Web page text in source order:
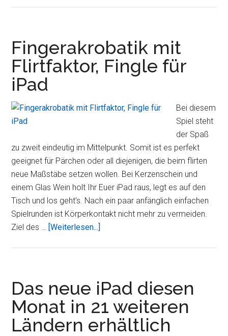
Gameloft
´s
Fingerakrobatik mit
Flirtfaktor, Fingle für
iPad
Bei diesem
Spiel steht
der Spaß
zu zweit eindeutig im Mittelpunkt. Somit ist es perfekt
geeignet für Pärchen oder all diejenigen, die beim flirten
neue Maßstäbe setzen wollen. Bei Kerzenschein und
einem Glas Wein holt Ihr Euer iPad raus, legt es auf den
Tisch und los geht’s. Nach ein paar anfänglich einfachen
Spielrunden ist Körperkontakt nicht mehr zu vermeiden.
Ziel des … [Weiterlesen...]
für
iPad
Das neue iPad diesen
Monat in 21 weiteren
Ländern erhältlich